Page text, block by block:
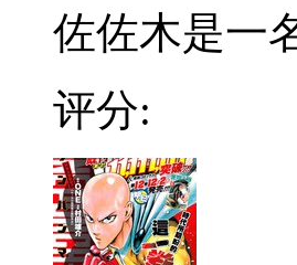
佐佐木是一
评分: